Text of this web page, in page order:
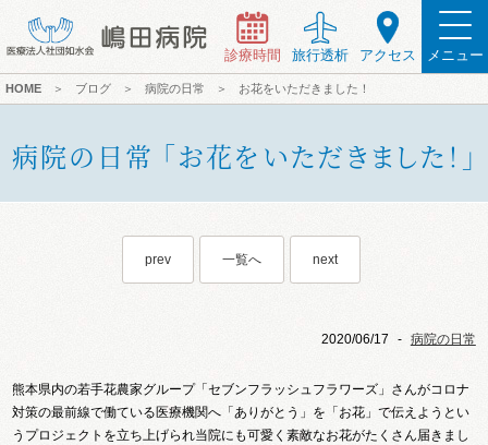
診療時間 旅行透析 アクセス メニュー
HOME ＞ ブログ ＞ 病院の日常 ＞ お花をいただきました！
病院の日常 「お花をいただきました！」
prev 一覧へ next
2020/06/17 - 病院の日常
熊本県内の若手花農家グループ「セブンフラッシュフラワーズ」さんがコロナ
対策の最前線で働ている医療機関へ「ありがとう」を「お花」で伝えようとい
うプロジェクトを立ち上げられ当院にも可愛く素敵なお花がたくさん届きまし